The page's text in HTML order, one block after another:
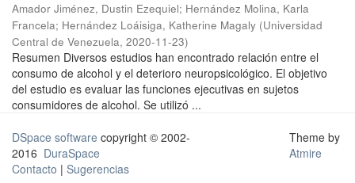
Amador Jiménez, Dustin Ezequiel; Hernández Molina, Karla
Francela; Hernández Loáisiga, Katherine Magaly (Universidad
Central de Venezuela, 2020-11-23)
Resumen Diversos estudios han encontrado relación entre el
consumo de alcohol y el deterioro neuropsicológico. El objetivo
del estudio es evaluar las funciones ejecutivas en sujetos
consumidores de alcohol. Se utilizó ...
DSpace software copyright © 2002-
2016 DuraSpace
Contacto | Sugerencias
Theme by
Atmire